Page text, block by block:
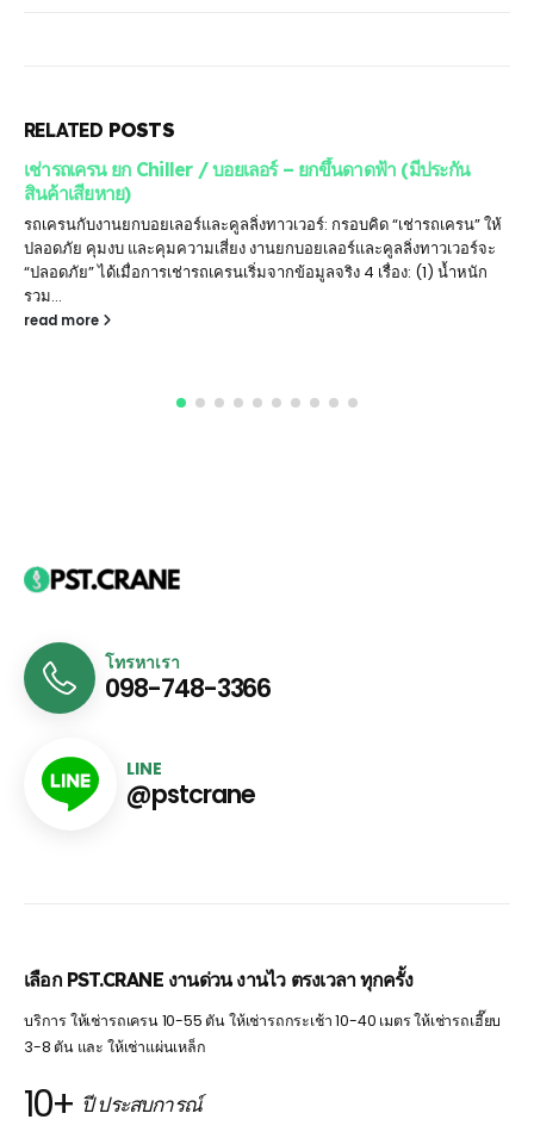
RELATED POSTS
เช่ารถเครน ยก Chiller / บอยเลอร์ – ยกขึ้นดาดฟ้า (มีประกัน
สินค้าเสียหาย)
รถเครนกับงานยกบอยเลอร์และคูลลิ่งทาวเวอร์: กรอบคิด “เช่ารถเครน” ให้
ปลอดภัย คุมงบ และคุมความเสี่ยง งานยกบอยเลอร์และคูลลิ่งทาวเวอร์จะ
“ปลอดภัย” ได้เมื่อการเช่ารถเครนเริ่มจากข้อมูลจริง 4 เรื่อง: (1) น้ำหนัก
รวม...
read more
โทรหาเรา
098-748-3366
LINE
@pstcrane
เลือก PST.CRANE งานด่วน งานไว ตรงเวลา ทุกครั้ง
บริการ ให้เช่ารถเครน 10-55 ตัน ให้เช่ารถกระเช้า 10-40 เมตร ให้เช่ารถเฮี๊ยบ
3-8 ตัน และ ให้เช่าแผ่นเหล็ก
10+ ปี ประสบการณ์